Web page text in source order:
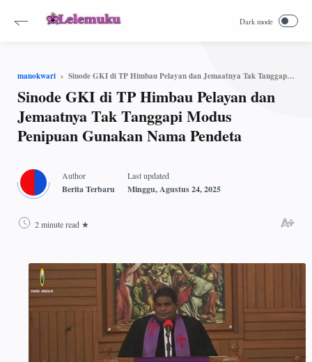
manokwari Sinode GKI di TP Himbau Pelayan dan Jemaatnya Tak Tanggapi Modus Penipuan Gunakan Nama Pendeta
Sinode GKI di TP Himbau Pelayan dan
Jemaatnya Tak Tanggapi Modus
Penipuan Gunakan Nama Pendeta
2 minute read